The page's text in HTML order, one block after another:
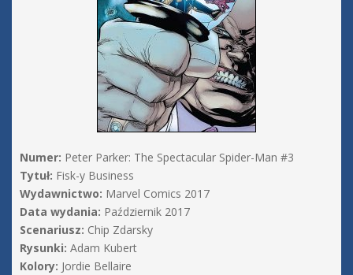
Numer: Peter Parker: The Spectacular Spider-Man #3
Tytuł: Fisk-y Business
Wydawnictwo: Marvel Comics 2017
Data wydania: Październik 2017
Scenariusz: Chip Zdarsky
Rysunki: Adam Kubert
Kolory: Jordie Bellaire